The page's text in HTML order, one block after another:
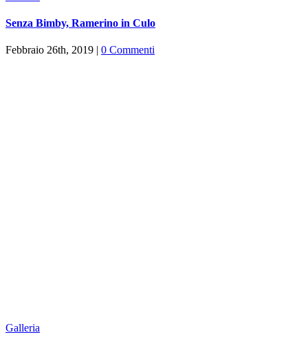
Senza Bimby, Ramerino in Culo
Febbraio 26th, 2019 | 0 Commenti
Galleria